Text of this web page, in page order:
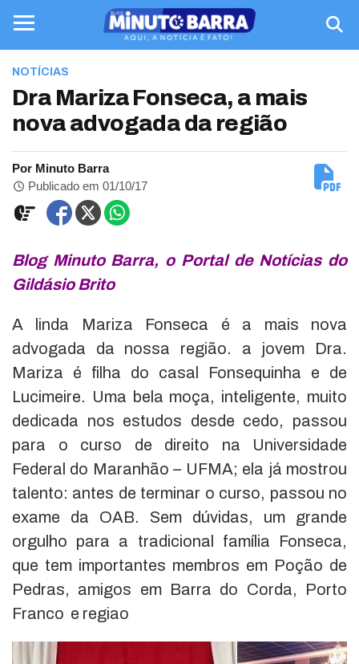
NOTÍCIAS
Dra Mariza Fonseca, a mais
nova advogada da região
Por Minuto Barra
Publicado em 01/10/17
Blog Minuto Barra, o Portal de Notícias do
Gildásio Brito
A linda Mariza Fonseca é a mais nova
advogada da nossa região. a jovem Dra.
Mariza é filha do casal Fonsequinha e de
Lucimeire. Uma bela moça, inteligente, muito
dedicada nos estudos desde cedo, passou
para o curso de direito na Universidade
Federal do Maranhão – UFMA; ela já mostrou
talento: antes de terminar o curso, passou no
exame da OAB. Sem dúvidas, um grande
orgulho para a tradicional família Fonseca,
que tem importantes membros em Poção de
Pedras, amigos em Barra do Corda, Porto
Franco e regiao